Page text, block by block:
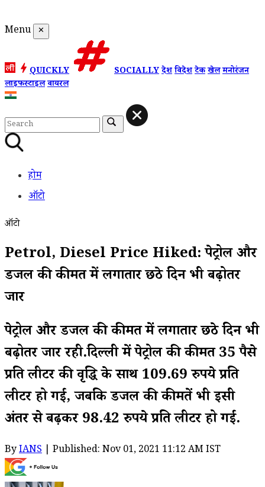
Menu ✕
QUICKLY SOCIALLYदेशविदेशटेकखेलमनोरंजन
लाइफस्टाइलवायरल
होम
ऑटो
ऑटो
Petrol, Diesel Price Hiked: पेट्रोल और
डीजल की कीमत में लगातार छठे दिन भी बढ़ोतरी
जारी
पेट्रोल और डीजल की कीमत में लगातार छठे दिन भी
बढ़ोतरी जारी रही.दिल्ली में पेट्रोल की कीमत 35 पैसे
प्रति लीटर की वृद्धि के साथ 109.69 रुपये प्रति
लीटर हो गई, जबकि डीजल की कीमतें भी इसी
अंतर से बढ़कर 98.42 रुपये प्रति लीटर हो गईं.
ByIANS | Published: Nov 01, 2021 11:12 AM IST